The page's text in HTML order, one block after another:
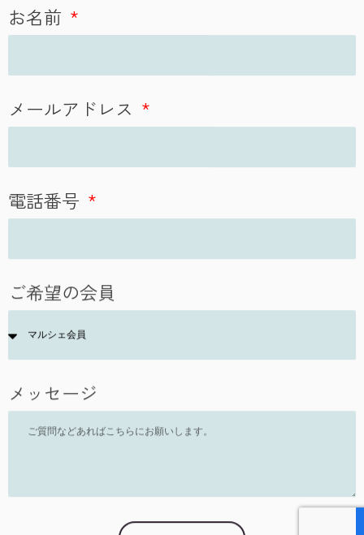
お名前
メールアドレス
電話番号
ご希望の会員
メッセージ